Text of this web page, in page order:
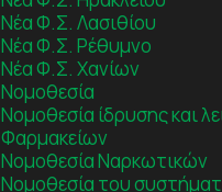
Νέα Φ.Σ. Λασιθίου
Νέα Φ.Σ. Ρέθυμνο
Νέα Φ.Σ. Χανίων
Νομοθεσία
Νομοθεσία ίδρυσης και
Φαρμακείων
Νομοθεσία Ναρκωτικών
Νομοθεσία του